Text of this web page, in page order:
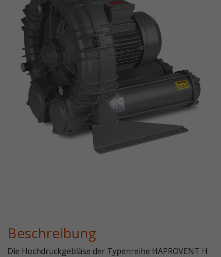
Beschreibung
Die Hochdruckgebläse der Typenreihe HAPROVENT H